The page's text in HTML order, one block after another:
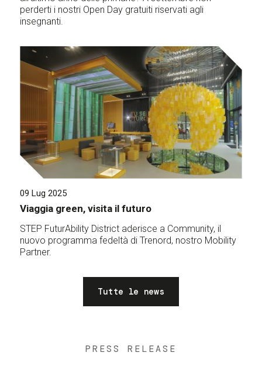
perderti i nostri Open Day gratuiti riservati agli
insegnanti.
09 Lug 2025
Viaggia green, visita il futuro
STEP FuturAbility District aderisce a Community, il
nuovo programma fedeltà di Trenord, nostro Mobility
Partner.
Tutte le news
PRESS RELEASE